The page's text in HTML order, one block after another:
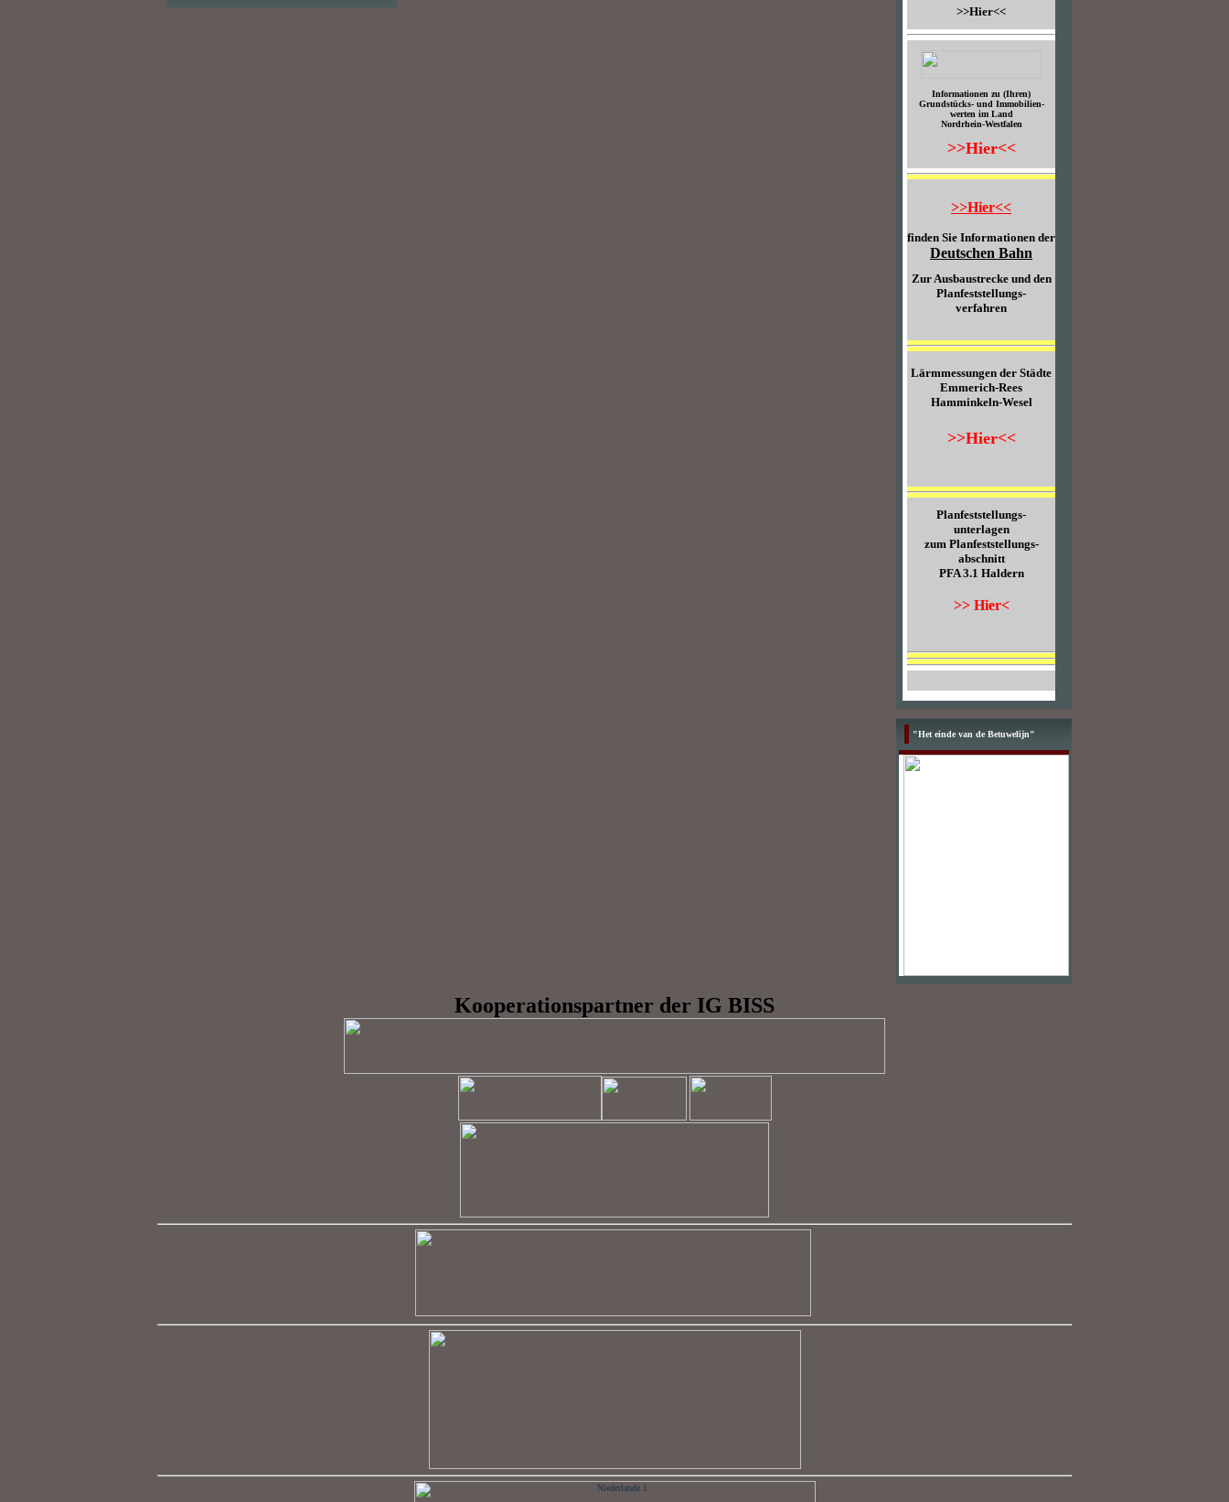
>>Hier<<
Informationen zu (Ihren)
Grundstücks- und Immobilien-
werten im Land
Nordrhein-Westfalen
>>Hier<<
>>Hier<<
finden Sie Informationen der
Deutschen Bahn
Zur Ausbaustrecke und den
Planfeststellungs-
verfahren
Lärmmessungen der Städte
Emmerich-Rees
Hamminkeln-Wesel
>>Hier<<
Planfeststellungs-
unterlagen
zum Planfeststellungs-
abschnitt
PFA 3.1 Haldern
>> Hier<
"Het einde van de Betuwelijn"
Kooperationspartner der IG BISS